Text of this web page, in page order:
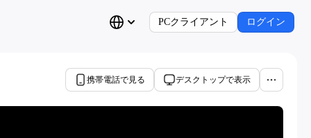
PCクライアント ログイン
携帯電話で見る デスクトップで表示